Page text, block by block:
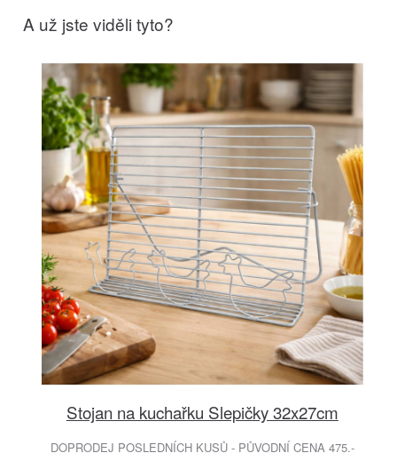
A už jste viděli tyto?
Stojan na kuchařku Slepičky 32x27cm
DOPRODEJ POSLEDNÍCH KUSŮ - PŮVODNÍ CENA 475.-